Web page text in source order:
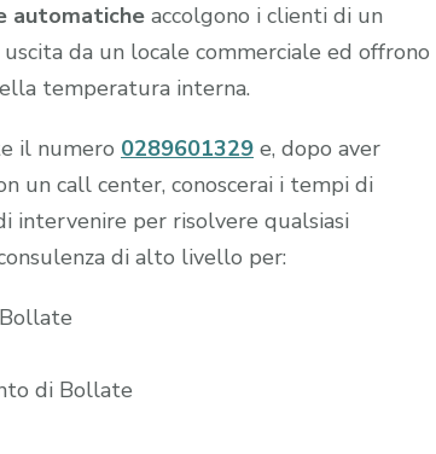
automatiche accolgono i clienti di un
da un locale commerciale ed offrono
temperatura interna.
il numero 0289601329 e, dopo aver
un call center, conoscerai i tempi di
intervenire per risolvere qualsiasi
di alto livello per:
di Bollate